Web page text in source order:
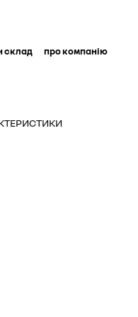
склад про компанію